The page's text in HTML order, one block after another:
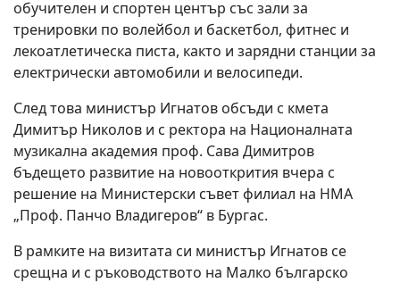
обучителен и спортен център със зали за
тренировки по волейбол и баскетбол, фитнес и
лекоатлетическа писта, както и зарядни станции за
електрически автомобили и велосипеди.
След това министър Игнатов обсъди с кмета
Димитър Николов и с ректора на Националната
музикална академия проф. Сава Димитров
бъдещето развитие на новооткрития вчера с
решение на Министерски съвет филиал на НМА
„Проф. Панчо Владигеров“ в Бургас.
В рамките на визитата си министър Игнатов се
срещна и с ръководството на Малко българско